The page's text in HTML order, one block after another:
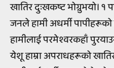
खातिर दुःखकष्ट भोग्नुभयो। १
जनले हामी अधर्मी पापीहरूको
हामीलाई परमेश्वरकहाँ
येशू हाम्रा अपराधहरूको